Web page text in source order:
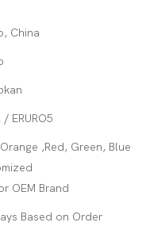
China
/ ERURO5
,Red, Green, Blue
OEM Brand
Based on Order